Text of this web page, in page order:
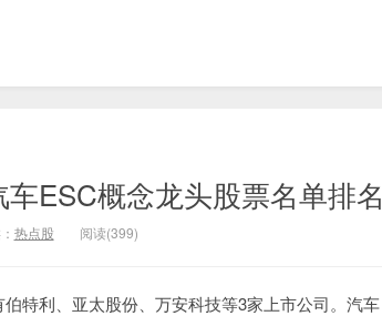
ESC概念龙头股票名单排名
热点股 阅读(399)
特利、亚太股份、万安科技等3家上市公司。汽车